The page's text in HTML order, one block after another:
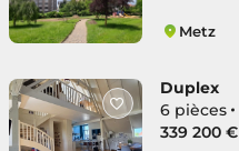
Metz
Duplex
6 pièces
339 200 €